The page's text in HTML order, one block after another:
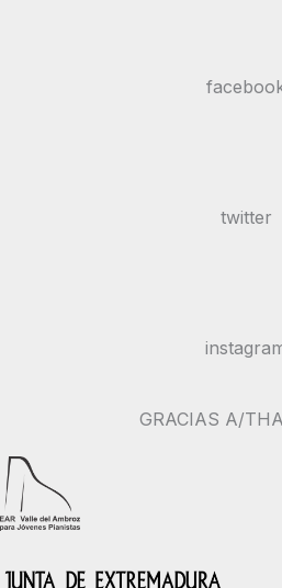
twitter
GRACIAS A/